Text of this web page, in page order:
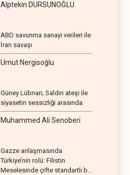
Alptekin DURSUNOĞLU
ABD savunma sanayi verileri ile
İran savaşı
Umut Nergisoğlu
Güney Lübnan; Saldırı ateşi ile
siyasetin sessizliği arasında
Muhammed Ali Senoberi
Gazze anlaşmasında
Türkiye’nin rolü: Filistin
Meselesinde çifte standartlı bir